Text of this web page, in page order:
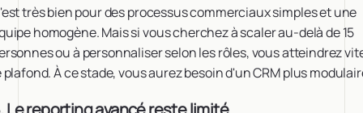
très bien pour des processus commerciaux simples et une
homogène. Mais si vous cherchez à scaler au-delà de 15
ou à personnaliser selon les rôles, vous atteindrez
plafond. À ce stade, vous aurez besoin d'un CRM plus